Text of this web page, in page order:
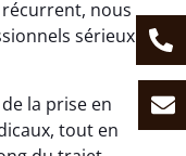
nous
sérieux à
la prise en
tout en